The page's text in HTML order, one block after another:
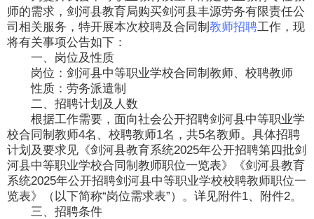
师的需求，剑河县教育局购买剑河县丰源劳务有限责任公
司相关服务，特开展本次校聘及合同制 教师招聘工作，现
将有关事项公告如下：
一、岗位及性质
岗位：剑河县中等职业学校合同制教师、校聘教师
性质：劳务派遣制
二、招聘计划及人数
根据工作需要，面向社会公开招聘剑河县中等职业学
校合同制教师4名、校聘教师1名，共5名教师。具体招聘
计划及要求见《剑河县教育系统2025年公开招聘第四批剑
河县中等职业学校合同制教师职位一览表》《剑河县教育
系统2025年公开招聘剑河县中等职业学校校聘教师职位一
览表》（以下简称“岗位需求表”）。详见附件1、附件2。
三、招聘条件